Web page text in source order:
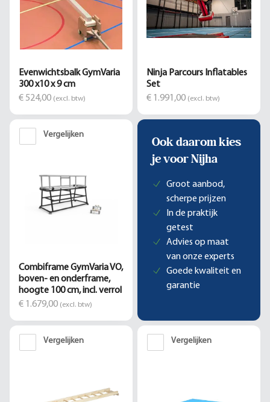
Evenwichtsbalk GymVaria
300 x10 x 9 cm
€ 524,00 (excl. btw)
Ninja Parcours Inflatables
Set
€ 1.991,00 (excl. btw)
Vergelijken
Combiframe GymVaria VO,
boven- en onderframe,
hoogte 100 cm, incl. verrol
€ 1.679,00 (excl. btw)
Ook daarom kies
je voor Nijha
Groot aanbod,
scherpe prijzen
In de praktijk
getest
Advies op maat
van onze experts
Goede kwaliteit en
garantie
Vergelijken Vergelijken